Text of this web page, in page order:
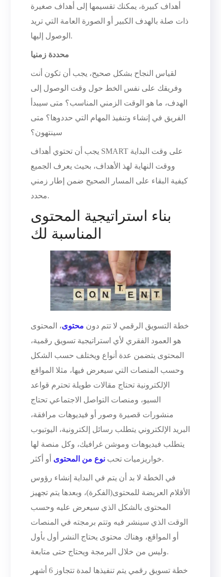
أهداف كبيرة، يمكنك تقسيمها إلى أهداف صغيرة
ذات صلة بالهدف الكبير أو الصورة العامة التي تريد
الوصول إليها.
محددة زمنيا
لقياس النجاح بشكل صحيح، يجب أن تكون أنت
وفريقك على نفس الخط حول وقت الوصول إلى
الهدف، ما هو الوقت الزمني المناسب؟ متى سيبدأ
الفريق في إنشاء وتنفيذ المهام التي حددوها؟ متى
سينتهون؟
يجب أن تحتوي أهداف SMART على وقت البداية
ووقت النهاية لهذ الأهداف، بحيث يعرف الجميع
كيفية البقاء على المسار الصحيح ضمن إطار زمني
محدد.
بناء استراتيجية المحتوى
المناسبة لك
خطة التسويق الرقمي لا تتم دون محتوى، المحتوى
هو العمود الفقري لأي استراتيجية تسويق رقمية،
المحتوى يتضمن عدة أنواع ويختلف حسب الشكل
وحسب المنصات التي سيعرض فيها، مثلا المواقع
الإلكترونية تحتاج مقالات طويلة تحترم قواعد
السيو، ومنصات التواصل الاجتماعي تحتاج
منشورات قصيرة وصور أو فيديوهات مرافقة،
البريد الإلكتروني يتطلب رسائل إلكترونية، اليوتيوب
يتطلب فيديوهات وموشن غرافيك، وكل منصة لها
خواريزميات تحب نوع من المحتوى أو أكثر.
في الخطة لا بد أن يتم في البداية إنشاء رؤوس
الأقلام العريضة للمحتوى(الفكرة)، وبعدها يتم تجهيز
المحتوى بالشكل الذي سيعرض عليه وحسب
الوقت الذي سينشر فيه وتتم برمجته في المنصات
أو المواقع، وهناك محتوى يحتاج النشر أول بأول
وليس من خلال البرمجة ويحتاج حتى متابعة.
خطة تسويق رقمي يتم تنفيذها لمدة تتجاوز 6 أشهر